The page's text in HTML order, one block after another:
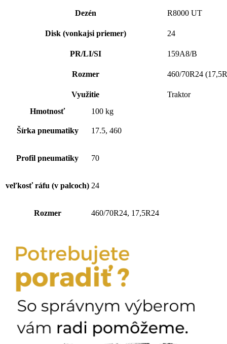
Dezén R8000 UT
Disk (vonkajsi priemer) 24
PR/LI/SI 159A8/B
Rozmer 460/70R24
Využitie
Traktor
Hmotnosť
100 kg
Šírka pneumatiky 17.5, 460
Profil pneumatiky 70
veľkosť ráfu (v palcoch) 24
Rozmer 460/70R24, 17,5R24